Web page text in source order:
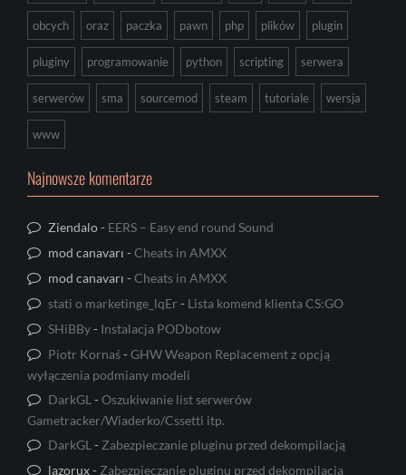
obcych oraz paczka pawn php plików plugin
pluginy programowanie python scripting serwera
serwerów sma sourcemod steam tutoriale wersja
www
Najnowsze komentarze
Ziendalo- EERS – Easy end round Sound
mod canavarı -Cheats in AMXX
mod canavarı -Cheats in AMXX
stati o marketinge_lqEr - Lista komend klienta CS:GO
SHiBBy- Instalacja PODbotow
Piotr Kornaś-GHW Weapon Replacement z opcją
wyłączenia podmiany modeli
DarkGL -Oszukiwanie list serwerów
Gametracker/Wiaderko/Cssetti itp.
DarkGL - Zabezpieczanie pluginu przed dekompilacją
lazorux- Zabezpieczanie pluginu przed dekompilacją